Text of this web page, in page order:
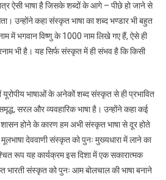
ऐसी भाषा है जिसके शब्दों के आगे – पीछे हो जाने से
उन्होंने कहा संस्कृत भाषा का शब्द भण्डार भी बहुत
में भगवान विष्णु के 1000 नाम लिखे गए हैं, ऐसे ही
भी है। यह सिर्फ संस्कृत में ही संभव है कि किसी
भाषाओं के अनेकों शब्द संस्कृत से ही प्रभावित
सरल और व्यवहारिक भाषा है। उन्होंने कहा कई
होने के कारण हम अभी संस्कृत भाषा से दूर होते
देववाणी संस्कृत को पुनः मुख्यधारा में लाने का
रूप यह कार्यक्रम इस दिशा में एक सकारात्मक
भारती संस्कृत को पुनः आम बोलचाल की भाषा बनाने